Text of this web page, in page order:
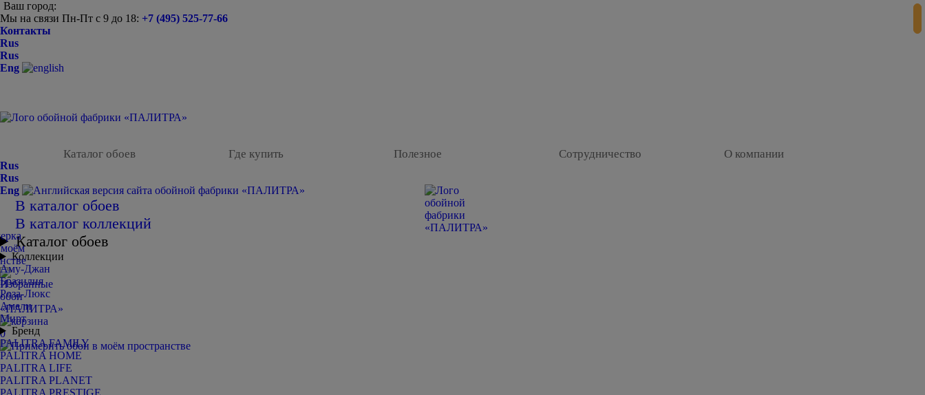
Ваш город:
Мы на связи Пн-Пт с 9 до 18: +7 (495) 525-77-66
Контакты
Rus
Rus
Eng
Каталог обоев Где купить Полезное Сотрудничество О компании
0
Rus
Rus
Eng
В каталог обоев
В каталог коллекций
Каталог обоев
Коллекции
Аму-Джан
Бразилия
Роза-Люкс
Амели
Мирт
Бренд
PALITRA FAMILY
PALITRA HOME
PALITRA LIFE
PALITRA PLANET
PALITRA PRESTIGE